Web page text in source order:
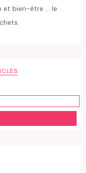
et bien-être ... le